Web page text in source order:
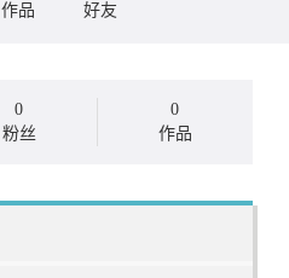
作品 好友
0
粉丝
0
作品